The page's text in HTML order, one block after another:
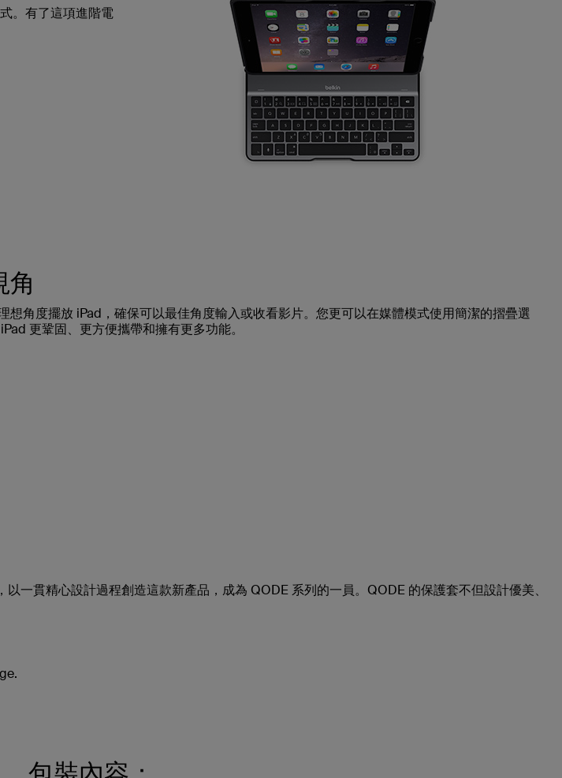
。有了這項進階電
角
想角度擺放 iPad，確保可以最佳角度輸入或收看影片。您更可以在媒體模式使用簡潔的摺疊選
更鞏固、更方便攜帶和擁有更多功能。
一貫精心設計過程創造這款新產品，成為 QODE 系列的一員。QODE 的保護套不但設計優美、